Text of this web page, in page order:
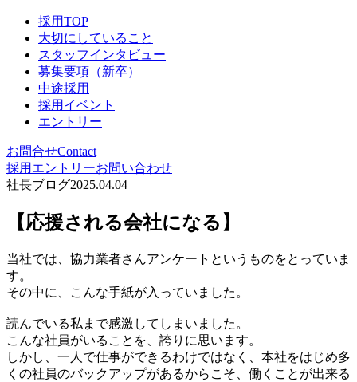
採用TOP
大切にしていること
スタッフインタビュー
募集要項（新卒）
中途採用
採用イベント
エントリー
お問合せContact
採用エントリーお問い合わせ
社長ブログ2025.04.04
【応援される会社になる】
当社では、協力業者さんアンケートというものをとっていま
す。
その中に、こんな手紙が入っていました。
読んでいる私まで感激してしまいました。
こんな社員がいることを、誇りに思います。
しかし、一人で仕事ができるわけではなく、本社をはじめ多
くの社員のバックアップがあるからこそ、働くことが出来る